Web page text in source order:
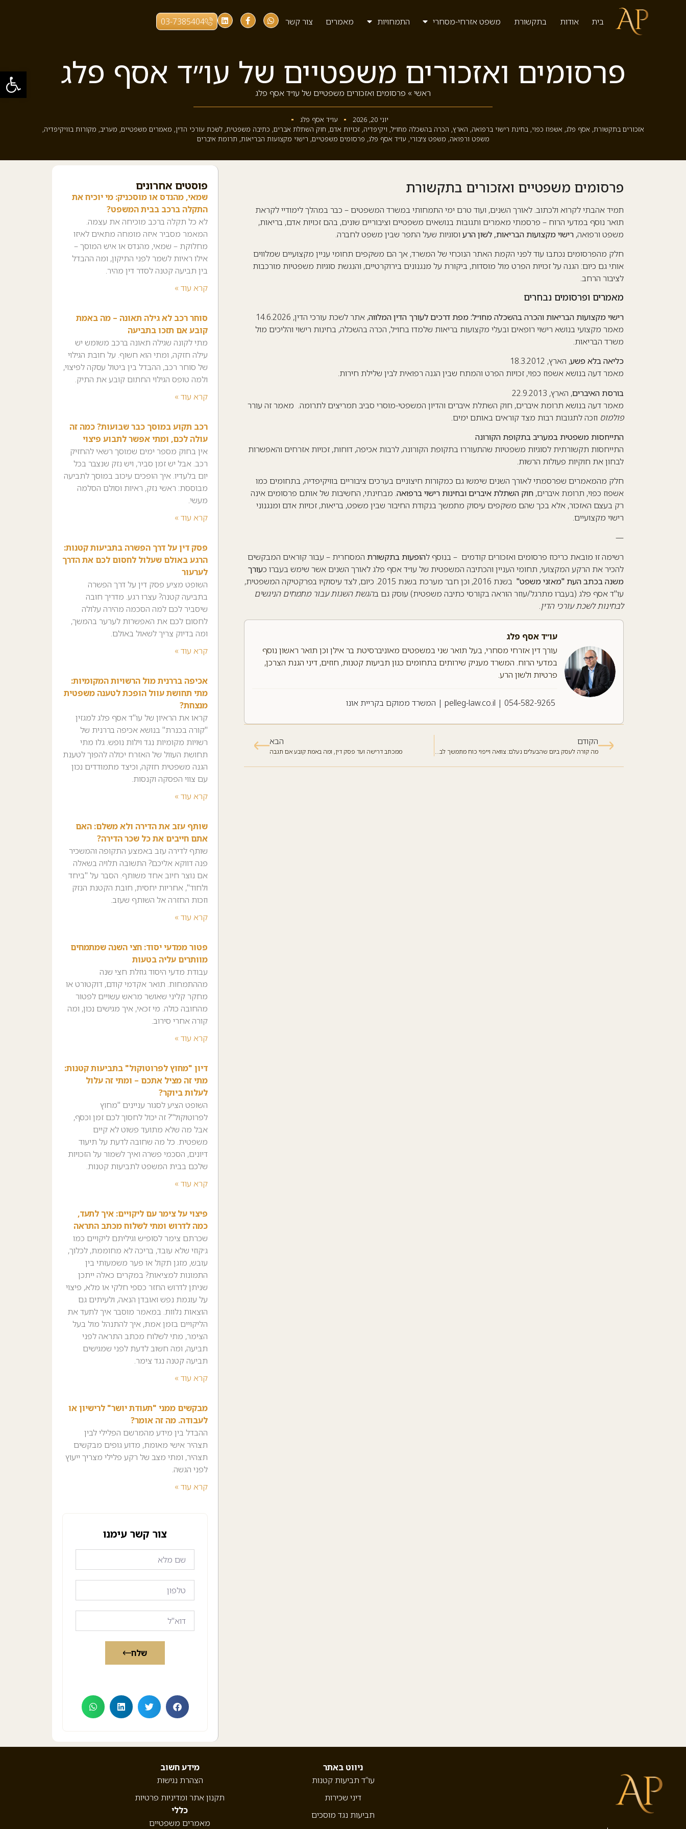
פתח
בית אודות בתקשורת משפט אזרחי-מסחרי התמחויות מאמרים צור קשר 03-7385404
פרסומים ואזכורים משפטיים של עו״ד אסף פלג
ראשי » פרסומים ואזכורים משפטיים של עו״ד אסף פלג
יוני 20, 2026
עו״ד אסף פלג
אזכורים בתקשורת, אסף פלג, אשפוז כפוי,בחינת רישוי ברפואה, הארץ, הכרה בהשכלה מחו״ל, ויקיפדיה,זכויות אדם, חוק השתלת אברים, כתיבה משפטית,לשכת עורכי הדין, מאמרים משפטיים, מעריב, מקורות בוויקיפדיה,
משפט ורפואה, משפט ציבורי, עו״ד אסף פלג, פרסומים משפטיים, רישוי מקצועות הבריאות, תרומת איברים
פרסומים משפטיים ואזכורים בתקשורת
תמיד אהבתי לקרוא ולכתוב. לאורך השנים, ועוד טרם ימי התמחותי במשרד המשפטים – כבר במהלך לימודיי לקראת
תואר נוסף במדעי הרוח – פרסמתי מאמרים ותגובות בנושאים משפטיים וציבוריים שונים, בהם זכויות אדם, בריאות,
משפט ורפואה, רישוי מקצועות הבריאות, לשון הרע וסוגיות שעל התפר שבין משפט לחברה.
חלק מהפרסומים נכתבו עוד לפני הקמת האתר הנוכחי של המשרד, אך הם משקפים תחומי עניין מקצועיים שמלווים
אותי גם כיום: הגנה על זכויות הפרט מול מוסדות, ביקורת על מנגנונים בירוקרטיים, והנגשת סוגיות משפטיות מורכבות
לציבור הרחב.
מאמרים ופרסומים נבחרים
רישוי מקצועות הבריאות והכרה בהשכלה מחו״ל: מפת דרכים לעורך הדין המלווה
, אתר לשכת עורכי הדין, 14.6.2026
מאמר מקצועי בנושא רישוי רופאים ובעלי מקצועות בריאות שלמדו בחו״ל, הכרה בהשכלה, בחינות רישוי והליכים מול
משרד הבריאות.
כליאה בלא פשע, הארץ, 18.3.2012
מאמר דעה בנושא אשפוז כפוי, זכויות הפרט והמתח שבין הגנה רפואית לבין שלילת חירות.
בורסת האיברים, הארץ, 22.9.2013
מאמר דעה בנושא תרומת איברים, חוק השתלת איברים והדיון המשפטי-מוסרי סביב תמריצים לתרומה. מאמר זה עורר
פולמוס וזכה לתגובות רבות מצד קוראים באותם ימים.
התייחסות משפטית במעריבבתקופת הקורונה
התייחסות תקשורתית לסוגיות משפטיות שהתעוררו בתקופת הקורונה, לרבות אכיפה, דוחות, זכויות אזרחים והאפשרות
לבחון את חוקיות פעולות הרשות.
חלק מהמאמרים שפרסמתי לאורך השנים שימשו גם כמקורות חיצוניים בערכים ציבוריים בוויקיפדיה, בתחומים כמו
אשפוז כפוי, תרומת איברים, חוק השתלת איבריםובחינות רישוי ברפואה. מבחינתי, החשיבות של אותם פרסומים אינה
רק בעצם האזכור, אלא בכך שהם משקפים עיסוק מתמשך בנקודת החיבור שבין משפט, בריאות, זכויות אדם ומנגנוני
רישוי מקצועיים.
—
רשימה זו מובאת כריכוז פרסומים ואזכורים קודמים – בנוסף להופעות בתקשורת המסחרית – עבור קוראים המבקשים
להכיר את הרקע המקצועי, תחומי העניין והכתיבה המשפטית של עו״ד אסף פלג לאורך השנים אשר שימש בעברו כעורך
משנה בכתב העת "מאזני משפט"
בשנת 2016, וכן חבר מערכת בשנת 2015. כיום, לצד עיסוקיו בפרקטיקה המשפטית,
עו"ד אסף פלג (בעברו מתרגל/עוזר הוראה בקורסי כתיבה משפטית) עוסק גם בהגשת השגות עבור מתמחים הניגשים
לבחינות לשכת עורכי הדין.
עו״ד אסף פלג
עורך דין אזרחי מסחרי, בעל תואר שני במשפטים מאוניברסיטת בר אילן וכן תואר ראשון נוסף
במדעי הרוח. המשרד מעניק שירותים בתחומים כגון תביעות קטנות, חוזים, דיני הגנת הצרכן,
פרטיות ולשון הרע.
|
pelleg-law.co.il | המשרד ממוקם בקריית אונו
הקודם
מה קורה לעסק ביום שהבעלים נעלם: צוואה וייפוי כוח מתמשך לבעלי עסק
הבא
ממכתב דרישה ועד פסק דין, ומה באמת קובע אם תגבה
פוסטים אחרונים
שמאי, מהנדס או מוסכניק: מי יוכיח את
התקלה ברכב בבית המשפט?
לא כל תקלה ברכב מוכיחה את עצמה.
המאמר מסביר איזה מומחה מתאים לאיזו
מחלוקת – שמאי, מהנדס או איש המוסך –
אילו ראיות לשמר לפני התיקון, ומה ההבדל
בין תביעה קטנה לסדר דין מהיר.
קרא עוד »
סוחר רכב לא גילה תאונה – מה באמת
קובע אם תזכו בתביעה
מתי לקונה שגילה תאונה ברכב משומש יש
עילה חזקה, ומתי הוא חשוף. על חובת הגילוי
של סוחר רכב, ההבדל בין ביטול עסקה לפיצוי,
ולמה טופס הגילוי החתום קובע את התיק.
קרא עוד »
רכב תקוע במוסך כבר שבועות? כמה זה
עולה לכם, ומתי אפשר לתבוע פיצוי
אין בחוק מספר ימים שמוסך רשאי להחזיק
רכב. אבל יש זמן סביר, ויש נזק שנצבר בכל
יום בלעדיו. איך הופכים עיכוב במוסך לתביעה
מבוססת: ראשי נזק, ראיות וסולם הסלמה
מעשי.
קרא עוד »
פסק דין על דרך הפשרה בתביעות קטנות:
הרגע באולם שעלול לחסום לכם את הדרך
לערעור
השופט מציע פסק דין על דרך הפשרה
בתביעה קטנה? עצרו רגע. מדריך חובה
שיסביר לכם למה הסכמה מהירה עלולה
לחסום לכם את האפשרות לערער בהמשך,
ומה בדיוק צריך לשאול באולם.
קרא עוד »
אכיפה בררנית מול הרשויות המקומיות:
מתי תחושת עוול הופכת לטענה משפטית
מנצחת?
קראו את הראיון של עו"ד אסף פלג למגזין
"קורה בכנרת" בנושא אכיפה בררנית של
רשויות מקומיות נגד וילות נופש. גלו מתי
תחושת העוול של האזרח יכולה להפוך לטענת
הגנה משפטית חזקה, וכיצד מתמודדים נכון
עם צווי הפסקה וקנסות.
קרא עוד »
שותף עזב את הדירה ולא משלם: האם
אתם חייבים את כל שכר הדירה?
שותף לדירה עזב באמצע התקופה והמשכיר
פנה דווקא אליכם? התשובה תלויה בשאלה
אם נוצר חיוב אחד משותף. הסבר על "ביחד
ולחוד", אחריות יחסית, חובת הקטנת הנזק
וזכות החזרה אל השותף שעזב.
קרא עוד »
פטור ממדעי יסוד: חצי השנה שמתמחים
מוותרים עליה בטעות
עבודת מדעי היסוד גוזלת חצי שנה
מההתמחות. תואר אקדמי קודם, דוקטורט או
מחקר קליני שאושר מראש עשויים לפטור
מהחובה כולה. מי זכאי, איך מגישים נכון, ומה
קורה אחרי סירוב.
קרא עוד »
דיון "מחוץ לפרוטוקול" בתביעות קטנות:
מתי זה מציל אתכם – ומתי זה עלול
לעלות ביוקר?
השופט הציע לסגור עניינים "מחוץ
לפרוטוקול"? זה יכול לחסוך לכם זמן וכסף,
אבל מה שלא מתועד פשוט לא קיים
משפטית. כל מה שחובה לדעת על תיעוד
דיונים, הסכמי פשרה ואיך לשמור על הזכויות
שלכם בבית המשפט לתביעות קטנות.
קרא עוד »
פיצוי על צימר עם ליקויים: איך לתעד,
כמה לדרוש ומתי לשלוח מכתב התראה
שכרתם צימר לסופ״ש וגיליתם ליקויים כמו
ג׳קוזי שלא עובד, בריכה לא מחוממת, לכלוך,
עובש, מזגן תקול או פער משמעותי בין
התמונות למציאות? במקרים כאלה ייתכן
שניתן לדרוש החזר כספי חלקי או מלא, פיצוי
על עוגמת נפש ואובדן הנאה, ולעיתים גם
הוצאות נלוות. במאמר מוסבר איך לתעד את
הליקויים בזמן אמת, איך להתנהל מול בעל
הצימר, מתי לשלוח מכתב התראה לפני
תביעה, ומה חשוב לדעת לפני שמגישים
תביעה קטנה נגד צימר.
קרא עוד »
מבקשים ממני "תעודת יושר" לרישיון או
לעבודה. מה זה אומר?
ההבדל בין מידע מהמרשם הפלילי לבין
תצהיר אישי מאומת, מדוע גופים מבקשים
תצהיר, ומתי מצב של רקע פלילי מצריך ייעוץ
לפני הגשה.
קרא עוד »
צור קשר עימנו
שלח
ניווט באתר
עו”ד תביעות קטנות
דיני שכירות
תביעות נגד מוסכים
מידע חשוב
הצהרת נגישות
תקנון אתר ומדיניות פרטיות
כללי
מאמרים משפטיים